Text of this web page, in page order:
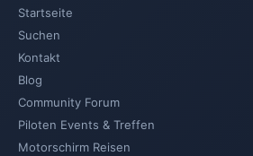
Startseite
Suchen
Kontakt
Blog
Community Forum
Piloten Events & Treffen
Motorschirm Reisen